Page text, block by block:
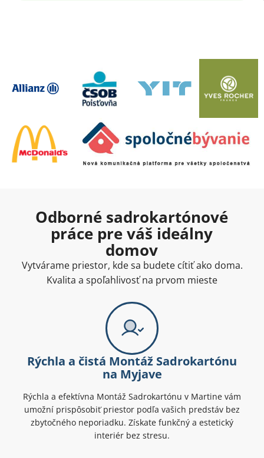
Odborné sadrokartónové
práce pre váš ideálny
domov
Vytvárame priestor, kde sa budete cítiť ako doma.
Kvalita a spoľahlivosť na prvom mieste
Rýchla a čistá Montáž Sadrokartónu
na Myjave
Rýchla a efektívna Montáž Sadrokartónu v Martine vám
umožní prispôsobiť priestor podľa vašich predstáv bez
zbytočného neporiadku. Získate funkčný a estetický
interiér bez stresu.